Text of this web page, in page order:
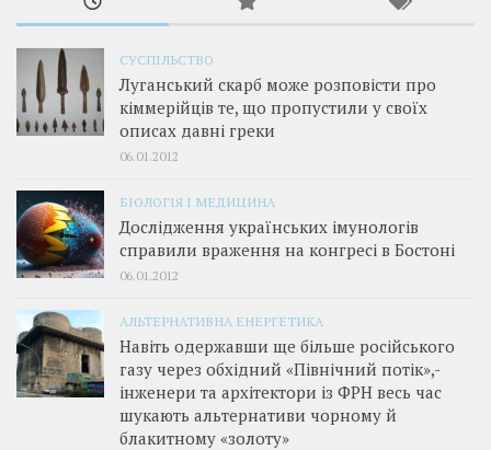
СУСПІЛЬСТВО
Луганський скарб може розповісти про
кіммерійців те, що пропустили у своїх
описах давні греки
06.01.2012
БІОЛОГІЯ І МЕДИЦИНА
Дослідження українських імунологів
справили враження на конгресі в Бостоні
06.01.2012
АЛЬТЕРНАТИВНА ЕНЕРГЕТИКА
Навіть одержавши ще більше російського
газу через обхідний «Північний потік»,­
інженери та архітектори із ФРН весь час
шукають альтернативи чорному й
блакитному «золоту»